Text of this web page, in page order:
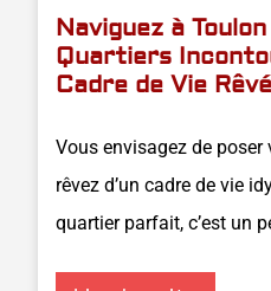
Naviguez à
Quartiers
Cadre de Vie Rêvé
Vous envisagez de
rêvez d’un cadre de vie
quartier parfait, c’est un